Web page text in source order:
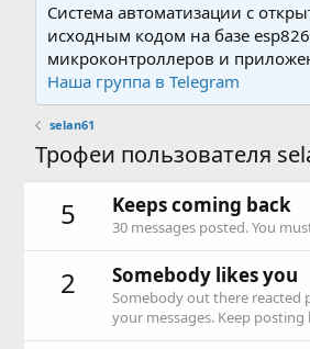
Система автоматизации с
исходным кодом на базе
микроконтроллеров и
Наша группа в Telegram
selan61
Трофеи пользователя
5 Keeps coming back
30 messages posted. You
2 Somebody likes you
Somebody out there reacted
your messages. Keep